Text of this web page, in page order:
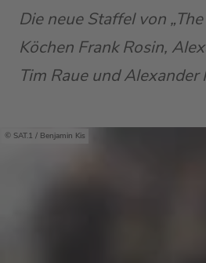
Die neue Staffel von
Köchen Frank Rosin,
Tim Raue und
SAT.1 / Benjamin Kis